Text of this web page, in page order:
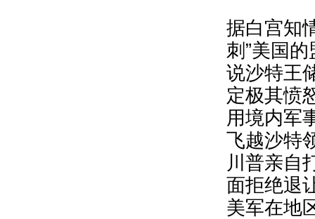
据白宫知
刺”美国
说沙特王
定极其愤
用境内军
飞越沙特
川普亲自
面拒绝退
美军在地